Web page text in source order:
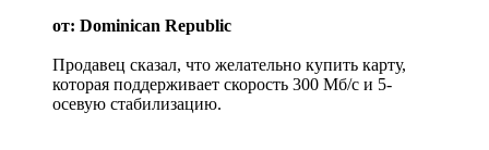
от: Dominican Republic
Продавец сказал, что желательно купить карту,
которая поддерживает скорость 300 Мб/с и 5-
осевую стабилизацию.